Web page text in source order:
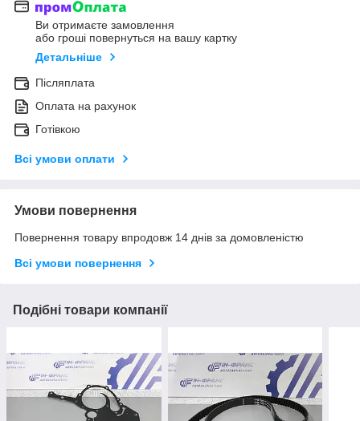
Ви отримаєте замовлення
або гроші повернуться на вашу картку
Детальніше
Післяплата
Оплата на рахунок
Готівкою
Всі умови оплати
Умови повернення
Повернення товару впродовж 14 днів за домовленістю
Всі умови повернення
Подібні товари компанії